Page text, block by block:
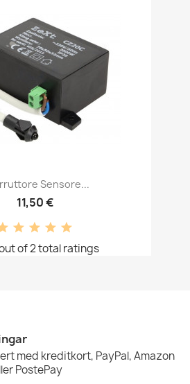
Sensore...
11,50 €
of 2 total ratings
med kreditkort, PayPal, Amazon
PostePay